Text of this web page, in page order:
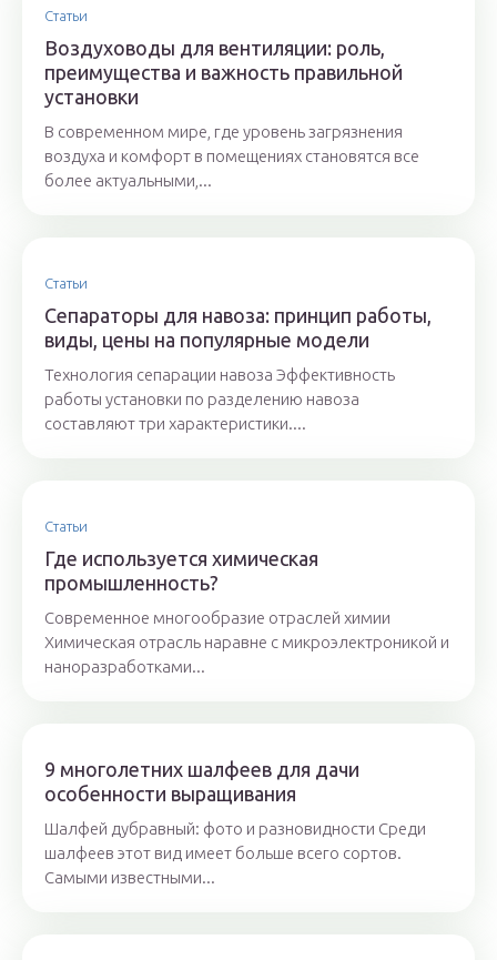
Статьи
Воздуховоды для вентиляции: роль,
преимущества и важность правильной
установки
В современном мире, где уровень загрязнения
воздуха и комфорт в помещениях становятся все
более актуальными,...
Статьи
Сепараторы для навоза: принцип работы,
виды, цены на популярные модели
Технология сепарации навоза Эффективность
работы установки по разделению навоза
составляют три характеристики....
Статьи
Где используется химическая
промышленность?
Современное многообразие отраслей химии
Химическая отрасль наравне с микроэлектроникой и
наноразработками...
9 многолетних шалфеев для дачи
особенности выращивания
Шалфей дубравный: фото и разновидности Среди
шалфеев этот вид имеет больше всего сортов.
Самыми известными...